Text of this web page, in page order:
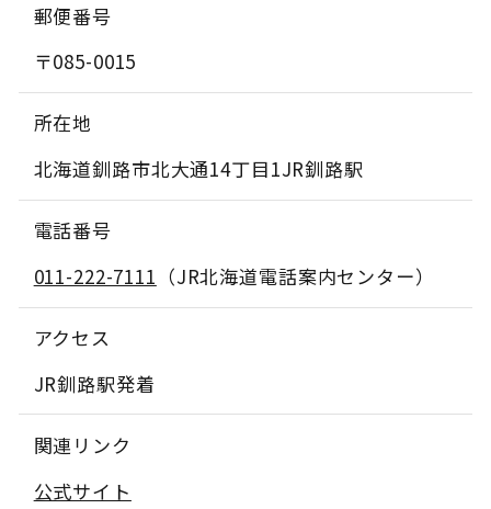
郵便番号
〒085-0015
所在地
北海道釧路市北大通14丁目1JR釧路駅
電話番号
011-222-7111 （JR北海道電話案内センター）
アクセス
JR釧路駅発着
関連リンク
公式サイト